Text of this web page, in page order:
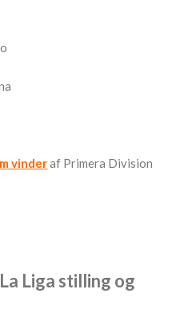
vinderaf Primera Division
Liga stilling og